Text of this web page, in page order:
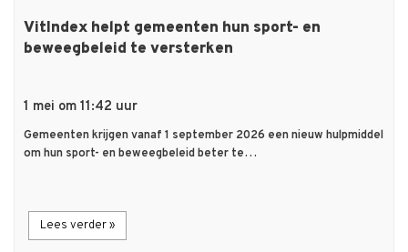
VitIndex helpt gemeenten hun sport- en
beweegbeleid te versterken
1 mei om 11:42 uur
Gemeenten krijgen vanaf 1 september 2026 een nieuw hulpmiddel
om hun sport- en beweegbeleid beter te…
Lees verder »